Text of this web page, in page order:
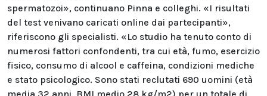
spermatozoi», continuano Pinna e colleghi. «I risultati
del test venivano caricati online dai partecipanti»,
riferiscono gli specialisti. «Lo studio ha tenuto conto di
numerosi fattori confondenti, tra cui età, fumo, esercizio
fisico, consumo di alcool e caffeina, condizioni mediche
e stato psicologico. Sono stati reclutati 690 uomini (età